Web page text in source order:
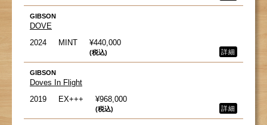
GIBSON
DOVE
2024
MINT ¥440,000
(税込) 詳細
GIBSON
Doves In Flight
2019
EX+++ ¥968,000
(税込) 詳細